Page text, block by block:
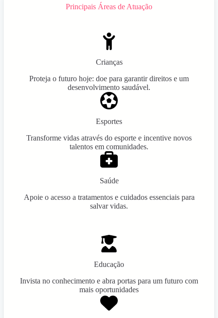
Principais Áreas de Atuação
Crianças
Proteja o futuro hoje: doe para garantir direitos e um
desenvolvimento saudável.
Esportes
Transforme vidas através do esporte e incentive novos
talentos em comunidades.
Saúde
Apoie o acesso a tratamentos e cuidados essenciais para
salvar vidas.
Educação
Invista no conhecimento e abra portas para um futuro com
mais oportunidades